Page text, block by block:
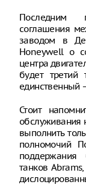
Последним
соглашения
заводом в
Honeywell о
центра
будет
единственный
Стоит
выполнить
полномочий
поддержания
танков